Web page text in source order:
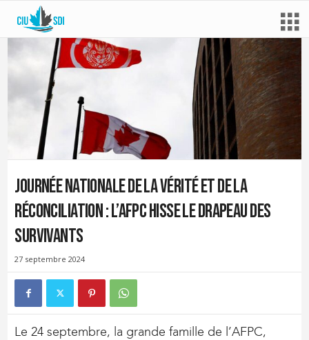
Journée nationale de la vérité et de la
réconciliation : l’AFPC hisse le drapeau des
survivants
27 septembre 2024
Le 24 septembre, la grande famille de l’AFPC,